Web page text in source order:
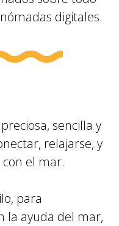
digitales.
sencilla y
relajarse, y
el mar.
para
la ayuda del mar,